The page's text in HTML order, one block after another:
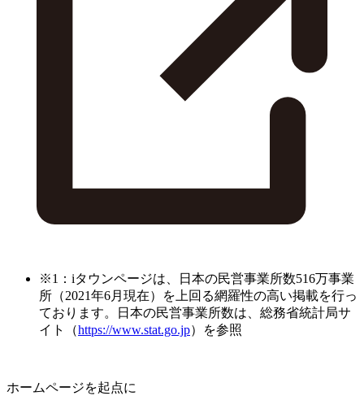
※1：iタウンページは、日本の民営事業所数516万事業
所（2021年6月現在）を上回る網羅性の高い掲載を行っ
ております。日本の民営事業所数は、総務省統計局サ
イト（https://www.stat.go.jp）を参照
ホームページを起点に